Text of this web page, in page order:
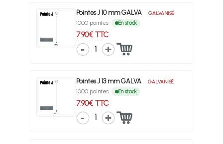
Pointes J 10 mm GALVA GALVANISÉ
1000 pointes En stock
7.90€ TTC
1
Pointes J 13 mm GALVA GALVANISÉ
1000 pointes En stock
7.90€ TTC
1